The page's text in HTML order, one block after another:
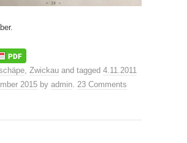
Zwickau and tagged 4.11.2011
2015 by admin 23 Comments